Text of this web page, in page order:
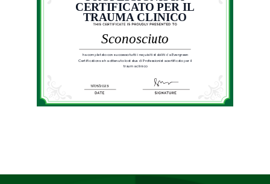
ha completato con successo tutti i requisiti stabiliti da Evergreen
Certifications e ha ottenuto lo status di Professionista certificato per il
trauma clinico
11/08/2023
CERTIFICATO PER IL
TRAUMA CLINICO
Sconosciuto